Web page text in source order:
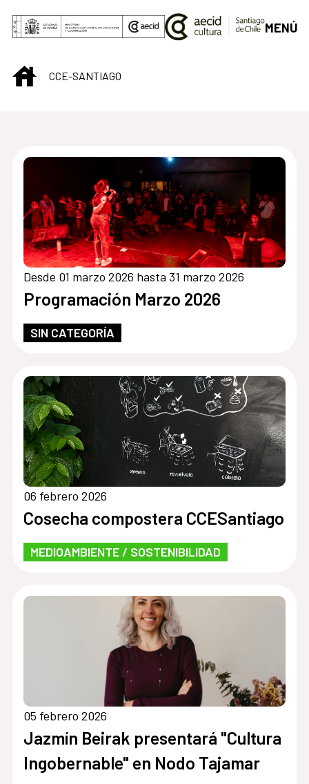
Saltar al contenido principal
MENÚ
INICIOCCE-SANTIAGO
Desde 01 marzo 2026 hasta 31 marzo 2026
Programación Marzo 2026
SIN CATEGORÍA
06 febrero 2026
Cosecha compostera CCESantiago
MEDIOAMBIENTE / SOSTENIBILIDAD
05 febrero 2026
Jazmín Beirak presentará "Cultura
Ingobernable" en Nodo Tajamar